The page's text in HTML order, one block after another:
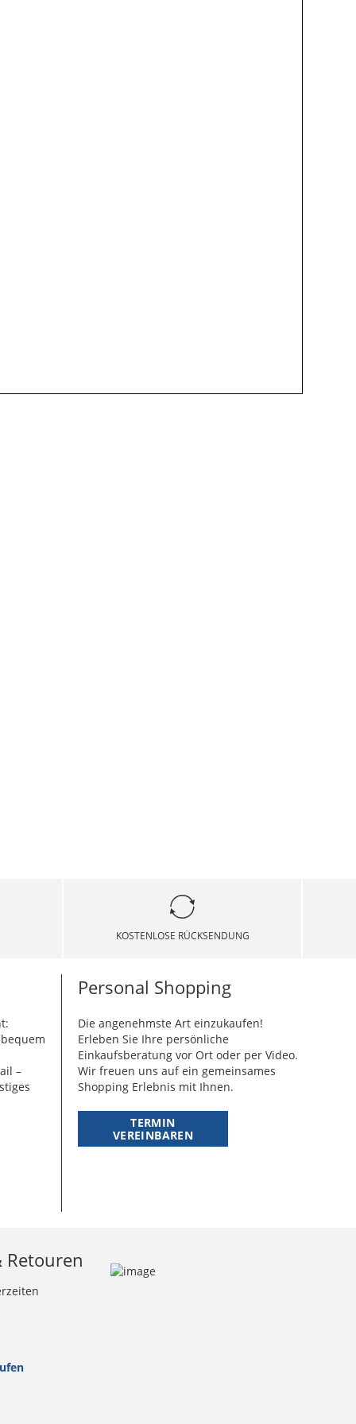
KOSTENLOSE RÜCKSENDUNG
–
Personal Shopping
Die angenehmste Art einzukaufen!
Erleben Sie Ihre persönliche
Einkaufsberatung vor Ort oder per Video.
Wir freuen uns auf ein gemeinsames
Shopping Erlebnis mit Ihnen.
TERMIN
VEREINBAREN
Retouren